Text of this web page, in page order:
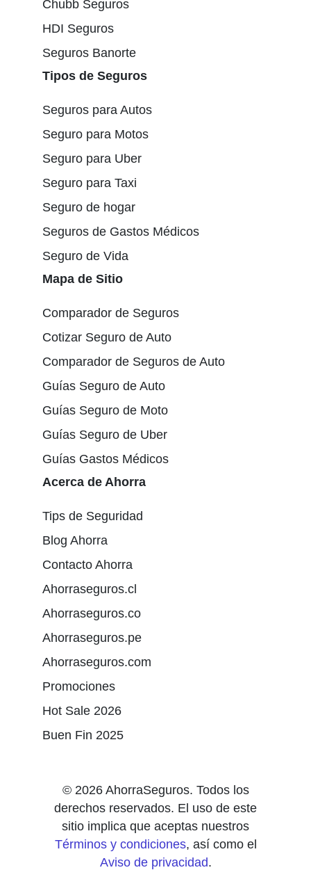
Chubb Seguros
HDI Seguros
Seguros Banorte
Tipos de Seguros
Seguros para Autos
Seguro para Motos
Seguro para Uber
Seguro para Taxi
Seguro de hogar
Seguros de Gastos Médicos
Seguro de Vida
Mapa de Sitio
Comparador de Seguros
Cotizar Seguro de Auto
Comparador de Seguros de Auto
Guías Seguro de Auto
Guías Seguro de Moto
Guías Seguro de Uber
Guías Gastos Médicos
Acerca de Ahorra
Tips de Seguridad
Blog Ahorra
Contacto Ahorra
Ahorraseguros.cl
Ahorraseguros.co
Ahorraseguros.pe
Ahorraseguros.com
Promociones
Hot Sale 2026
Buen Fin 2025
© 2026 AhorraSeguros. Todos los
derechos reservados. El uso de este
sitio implica que aceptas nuestros
Términos y condiciones, así como el
Aviso de privacidad.